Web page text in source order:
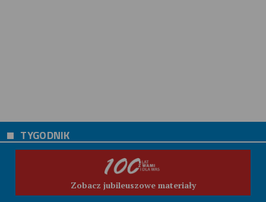
TYGODNIK
Zobacz jubileuszowe materiały